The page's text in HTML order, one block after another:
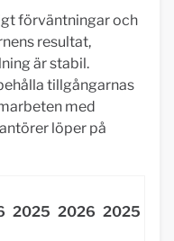
förväntningar och
resultat,
är stabil.
tillgångarnas
med
löper på
2025 2026 2025